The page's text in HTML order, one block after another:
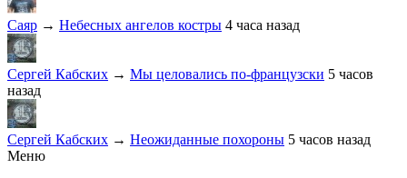
Саяр → Небесных ангелов костры 4 часа назад
Сергей Кабских → Мы целовались по-французски 5 часов
назад
Сергей Кабских → Неожиданные похороны 5 часов назад
Меню